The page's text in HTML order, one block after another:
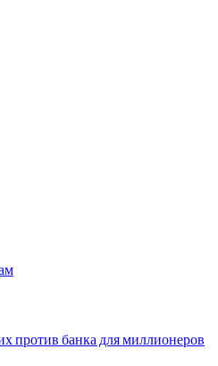
против банка для миллионеров